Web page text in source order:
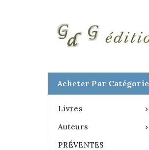
Acheter Par Catégorie

Livres

Auteurs
PRÉVENTES